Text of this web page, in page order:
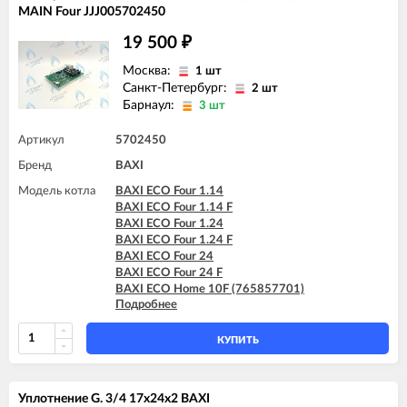
BAXI MAIN Four 24
MAIN Four JJJ005702450
19 500 ₽
Москва: 1 шт
Санкт-Петербург: 2 шт
Барнаул: 3 шт
Артикул 5702450
Бренд BAXI
Модель котла
BAXI ECO Four 1.14
BAXI ECO Four 1.14 F
BAXI ECO Four 1.24
BAXI ECO Four 1.24 F
BAXI ECO Four 24
BAXI ECO Four 24 F
BAXI ECO Home 10F (765857701)
BAXI ECO Home 10F (7729462)
BAXI ECO Home 10F (7787575)
BAXI ECO Home 14F (765281001)
BAXI ECO Home 14F (7729463)
BAXI ECO Home 24F (7729464)
Подробнее
КУПИТЬ
Уплотнение G. 3/4 17x24x2 BAXI